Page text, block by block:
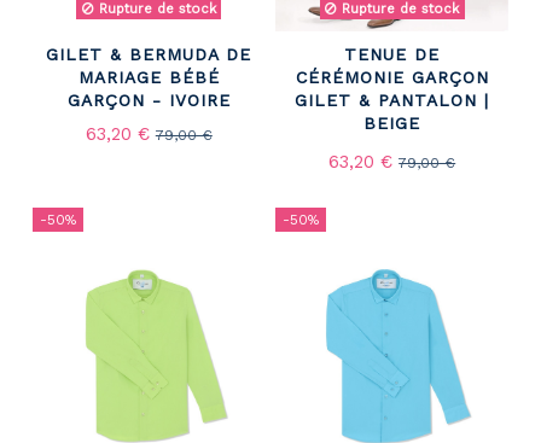
Rupture de stock
GILET & BERMUDA DE
MARIAGE BÉBÉ
GARÇON - IVOIRE
63,20 €79,00 €
Rupture de stock
TENUE DE
CÉRÉMONIE GARÇON
GILET & PANTALON |
BEIGE
63,20 €79,00 €
-50% -50%